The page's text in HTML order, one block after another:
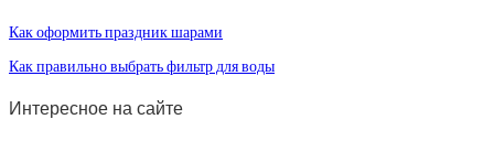
Как оформить праздник шарами
Как правильно выбрать фильтр для воды
Интересное на сайте